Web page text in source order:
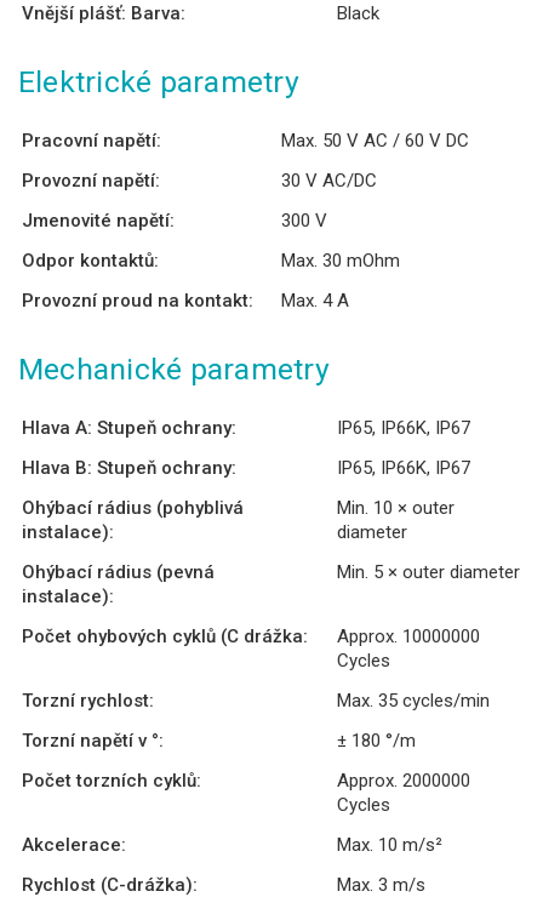
Vnější plášť: Barva:
Black
Elektrické parametry
Pracovní napětí:
Max. 50 V AC / 60 V DC
Provozní napětí:
30 V AC/DC
Jmenovité napětí:
300 V
Odpor kontaktů:
Max. 30 mOhm
Provozní proud na kontakt:
Max. 4 A
Mechanické parametry
Hlava A: Stupeň ochrany:
IP65, IP66K, IP67
Hlava B: Stupeň ochrany:
IP65, IP66K, IP67
Ohýbací rádius (pohyblivá
instalace):
Min. 10 × outer
diameter
Ohýbací rádius (pevná
instalace):
Min. 5 × outer diameter
Počet ohybových cyklů (C drážka:
Approx. 10000000
Cycles
Torzní rychlost:
Max. 35 cycles/min
Torzní napětí v °:
± 180 °/m
Počet torzních cyklů:
Approx. 2000000
Cycles
Akcelerace:
Max. 10 m/s²
Rychlost (C-drážka):
Max. 3 m/s